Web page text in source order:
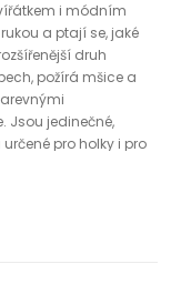
i módním
a ptají se, jaké
druh
požírá mšice a
Jsou jedinečné,
pro holky i pro